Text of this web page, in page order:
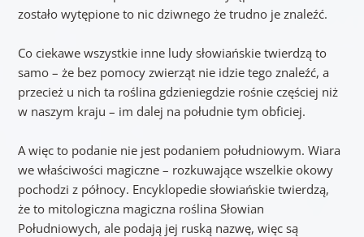
zostało wytępione to nic dziwnego że trudno je znaleźć.
Co ciekawe wszystkie inne ludy słowiańskie twierdzą to
samo – że bez pomocy zwierząt nie idzie tego znaleźć, a
przecież u nich ta roślina gdzieniegdzie rośnie częściej niż
w naszym kraju – im dalej na południe tym obficiej.
A więc to podanie nie jest podaniem południowym. Wiara
we właściwości magiczne – rozkuwające wszelkie okowy
pochodzi z północy. Encyklopedie słowiańskie twierdzą,
że to mitologiczna magiczna roślina Słowian
Południowych, ale podają jej ruską nazwę, więc są